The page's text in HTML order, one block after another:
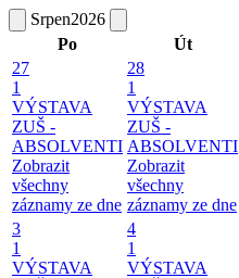
Srpen2026
Po
Út
27
1
VÝSTAVA
ZUŠ -
ABSOLVENTI
Zobrazit
všechny
záznamy ze dne
28
1
VÝSTAVA
ZUŠ -
ABSOLVENTI
Zobrazit
všechny
záznamy ze dne
3
1
VÝSTAVA
4
1
VÝSTAVA